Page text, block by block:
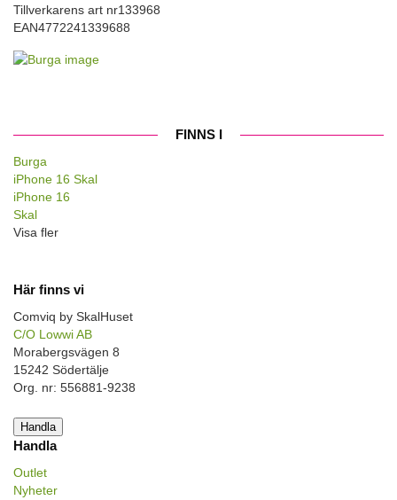
Tillverkarens art nr133968
EAN4772241339688
FINNS I
Burga
iPhone 16 Skal
iPhone 16
Skal
Visa fler
Här finns vi
Comviq by SkalHuset
C/O Lowwi AB
Morabergsvägen 8
15242 Södertälje
Org. nr: 556881-9238
Handla
Handla
Outlet
Nyheter